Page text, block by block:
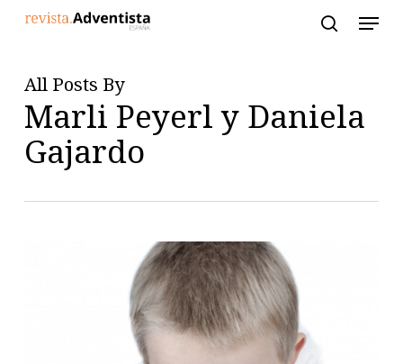
contentAll Posts By
Marli Peyerl y Daniela
Gajardo